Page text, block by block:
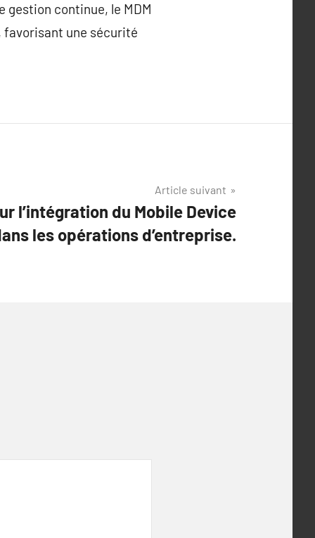
continue, le MDM
favorisant une sécurité
Article suivant
l’intégration du Mobile Device
les opérations d’entreprise.